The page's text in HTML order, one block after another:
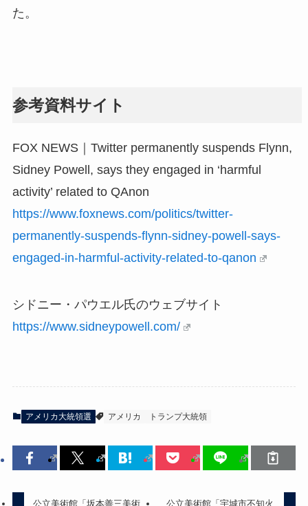
た。
参考資料サイト
FOX NEWS｜Twitter permanently suspends Flynn,
Sidney Powell, says they engaged in ‘harmful
activity’ related to QAnon
https://www.foxnews.com/politics/twitter-
permanently-suspends-flynn-sidney-powell-says-
engaged-in-harmful-activity-related-to-qanon
シドニー・パウエル氏のウェブサイト
https://www.sidneypowell.com/
アメリカ大統領選 アメリカ トランプ大統領
公立美術館「坂本善三美術 公立美術館「宇城市不知火